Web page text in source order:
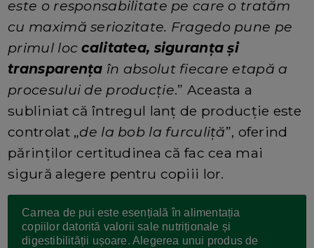
este o responsabilitate pe care o tratăm
cu maximă seriozitate. Fragedo pune pe
primul loccalitatea, siguranța și
transparența în absolut fiecare etapă a
procesului de producție.” Aceasta a
subliniat că întregul lanț de producție este
controlat „de la bob la furculiță”, oferind
părinților certitudinea că fac cea mai
sigură alegere pentru copiii lor.
Carnea de pui este esențială în alimentația
copiilor datorită valorii sale nutriționale și
digestibilității ușoare. Alegerea unui produs de